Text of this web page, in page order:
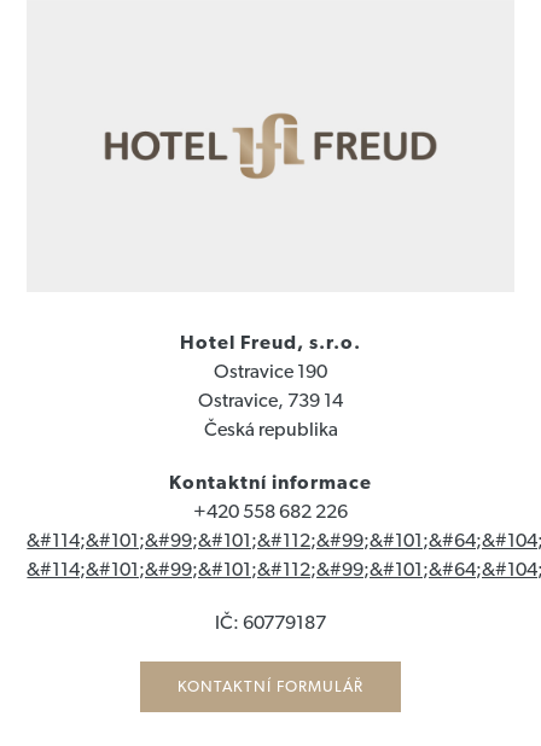
Hotel Freud, s.r.o.
Ostravice 190
Ostravice, 739 14
Česká republika
Kontaktní informace
+420 558 682 226
IČ: 60779187
KONTAKTNÍ FORMULÁŘ